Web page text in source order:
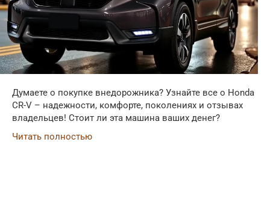
Думаете о покупке внедорожника? Узнайте все о Honda
CR-V – надежности, комфорте, поколениях и отзывах
владельцев! Стоит ли эта машина ваших денег?
Читать полностью